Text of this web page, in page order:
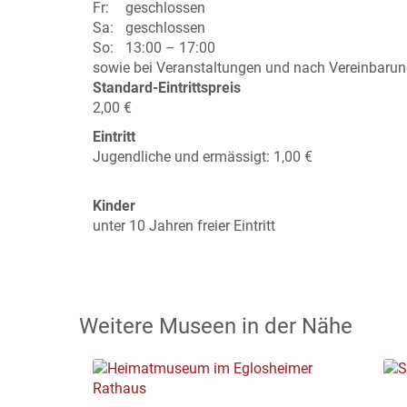
Fr:
geschlossen
Sa:
geschlossen
So:
13:00 – 17:00
sowie bei Veranstaltungen und nach
Standard-Eintrittspreis
2,00 €
Eintritt
Jugendliche und ermässigt: 1,00 €
Kinder
unter 10 Jahren freier Eintritt
Weitere Museen in der Nähe